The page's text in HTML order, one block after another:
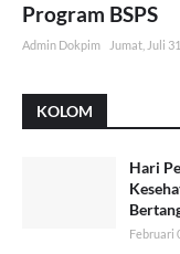
Program BSPS
Admin Dokpim Jumat, Juli
KOLOM
Hari
Februari